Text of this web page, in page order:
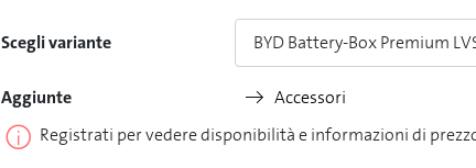
Scegli variante BYD Battery-Box Premium
Aggiunte
Accessori
Registrati per vedere disponibilità e informazioni di